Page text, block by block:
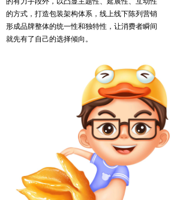
的方式，打造包装架构体系，线上线下陈列营销
形成品牌整体的统一性和独特性，让消费者瞬间
就先有了自己的选择倾向。